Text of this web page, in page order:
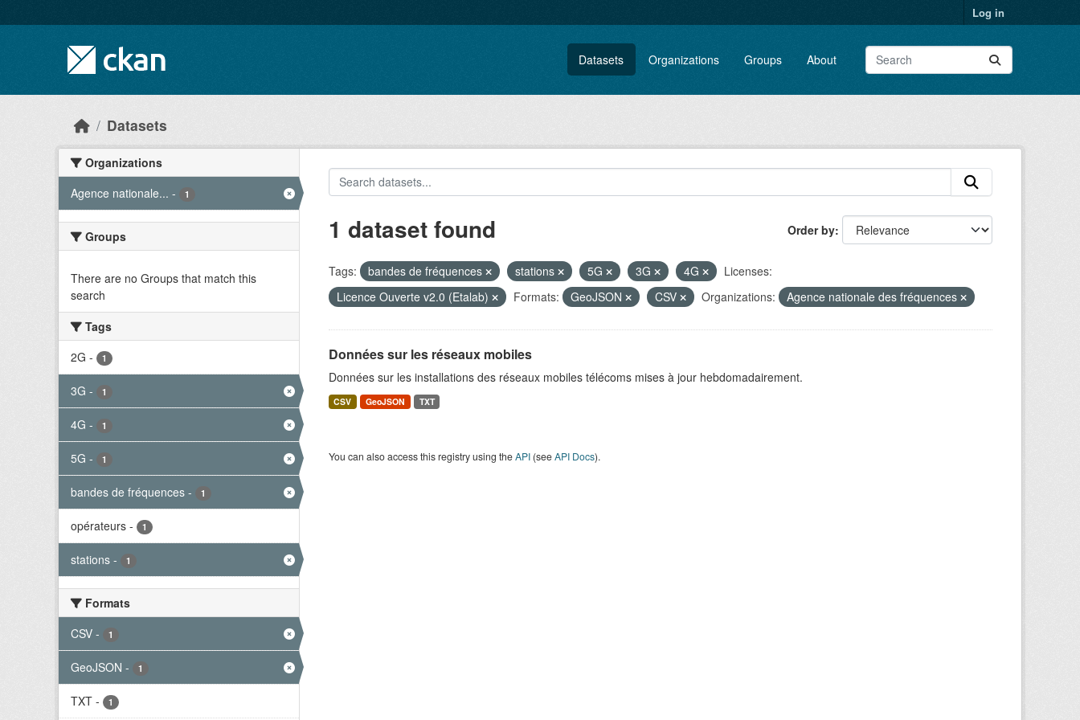
Log in
Datasets Organizations Groups About
Datasets
Organizations
Agence nationale... - 1
Groups
There are no Groups that match this
search
Tags
2G - 1
3G - 1
4G - 1
5G - 1
bandes de fréquences - 1
opérateurs - 1
stations - 1
Formats
CSV - 1
GeoJSON - 1
TXT - 1
Order by
1 dataset found
Tags: bandes de fréquences stations 5G 3G 4G
Licenses:
Licence Ouverte v2.0 (Etalab)
Formats: GeoJSON CSV Organizations: Agence nationale des fréquences
Données sur les réseaux mobiles
Données sur les installations des réseaux mobiles télécoms mises à jour hebdomadairement.
CSV GeoJSON TXT
You can also access this registry using theAPI(seeAPI Docs).